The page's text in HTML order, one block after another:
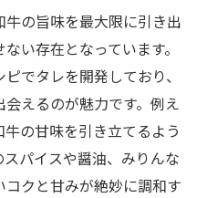
の旨味を最大限に引き出
い存在となっています。
でタレを開発しており、
えるのが魅力です。例え
の甘味を引き立てるよう
パイスや醤油、みりんな
クと甘みが絶妙に調和す